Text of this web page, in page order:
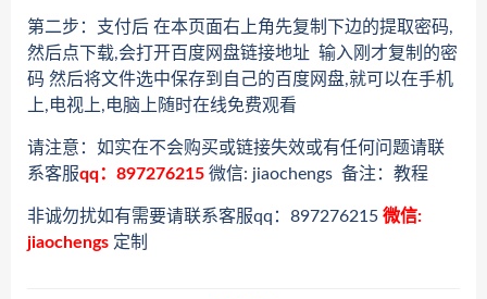
第二步：支付后 在本页面右上角先复制下边的提取密码,
然后点下载,会打开百度网盘链接地址 输入刚才复制的密
码 然后将文件选中保存到自己的百度网盘,就可以在手机
上,电视上,电脑上随时在线免费观看
请注意：如实在不会购买或链接失效或有任何问题请联
系客服qq：897276215 微信: jiaochengs 备注：教程
非诚勿扰如有需要请联系客服qq：897276215 微信:
jiaochengs 定制